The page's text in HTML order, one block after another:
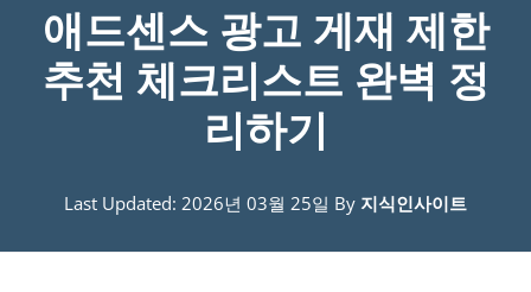
애드센스 광고 게재 제한
추천 체크리스트 완벽 정
리하기
Last Updated: 2026년 03월 25일 By 지식인사이트